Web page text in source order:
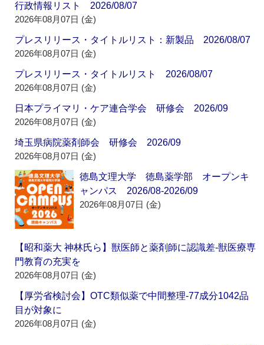
行政情報リスト 2026/08/07
2026年08月07日 (金)
プレスリリース・タイトルリスト：新製品 2026/08/07
2026年08月07日 (金)
プレスリリース・タイトルリスト 2026/08/07
2026年08月07日 (金)
日本プライマリ・ケア連合学会 研修会 2026/09
2026年08月07日 (金)
埼玉県病院薬剤師会 研修会 2026/09
2026年08月07日 (金)
徳島文理大学 徳島薬学部 オープンキ
ャンパス 2026/08-2026/09
2026年08月07日 (金)
【昭和薬大 神林氏ら】獣医師と薬剤師に認識差‐獣医療専
門教育の充実を
2026年08月07日 (金)
【厚労省検討会】OTC類似薬で中間整理‐77成分1042品
目が対象に
2026年08月07日 (金)